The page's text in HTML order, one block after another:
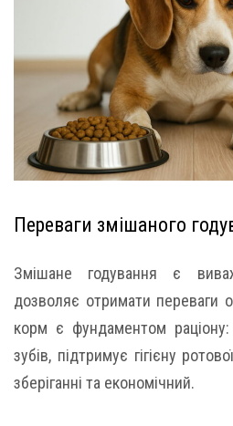
Переваги змішаного
Змішане годування є
дозволяє отримати переваги
корм є фундаментом
зубів, підтримує гігієну
зберіганні та економічний.